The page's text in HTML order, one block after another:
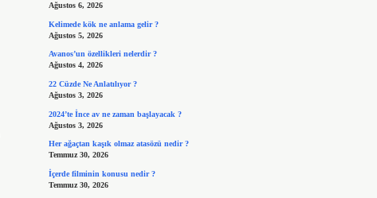
Ağustos 6, 2026
Kelimede kök ne anlama gelir ?
Ağustos 5, 2026
Avanos’un özellikleri nelerdir ?
Ağustos 4, 2026
22 Cüzde Ne Anlatılıyor ?
Ağustos 3, 2026
2024’te İnce av ne zaman başlayacak ?
Ağustos 3, 2026
Her ağaçtan kaşık olmaz atasözü nedir ?
Temmuz 30, 2026
İçerde filminin konusu nedir ?
Temmuz 30, 2026